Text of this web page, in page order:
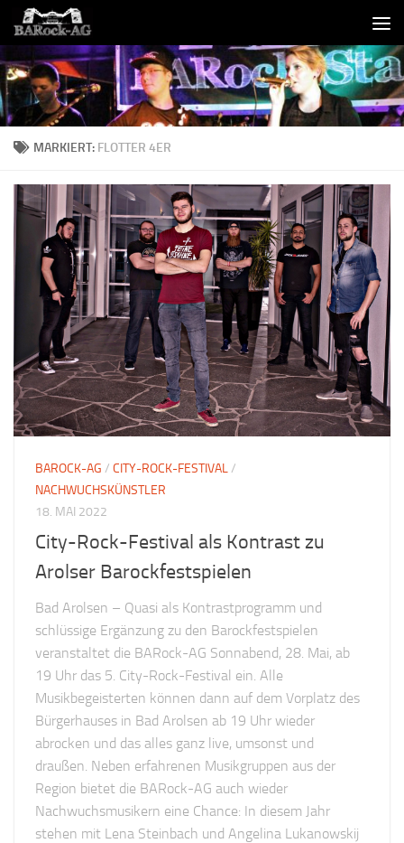
Skip to content
MARKIERT: FLOTTER 4ER
BAROCK-AG / CITY-ROCK-FESTIVAL/
NACHWUCHSKÜNSTLER
18. MAI 2022
City-Rock-Festival als Kontrast zu
Arolser Barockfestspielen
Bad Arolsen – Quasi als Kontrastprogramm und
schlüssige Ergänzung zu den Barockfestspielen
veranstaltet die BARock-AG Sonnabend, 28. Mai, ab
19 Uhr das 5. City-Rock-Festival ein. Alle
Musikbegeisterten können dann auf dem Vorplatz des
Bürgerhauses in Bad Arolsen ab 19 Uhr wieder
abrocken und das alles ganz live, umsonst und
draußen. Neben erfahrenen Musikgruppen aus der
Region bietet die BARock-AG auch wieder
Nachwuchsmusikern eine Chance: In diesem Jahr
stehen mit Lena Steinbach und Angelina Lukanowskij